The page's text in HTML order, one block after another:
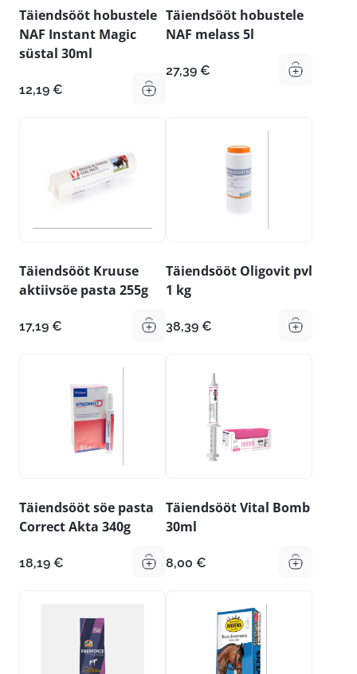
Täiendsööt hobustele
NAF Instant Magic
süstal 30ml
12,19 €
Täiendsööt hobustele
NAF melass 5l
27,39 €
Täiendsööt Kruuse
aktiivsöe pasta 255g
17,19 €
Täiendsööt Oligovit pvl
1 kg
38,39 €
Täiendsööt söe pasta
Correct Akta 340g
18,19 €
Täiendsööt Vital Bomb
30ml
8,00 €